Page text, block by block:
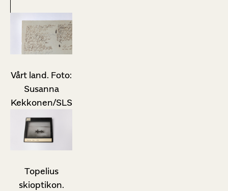
Vårt land. Foto:
Susanna
Kekkonen/SLS
Topelius
skioptikon.